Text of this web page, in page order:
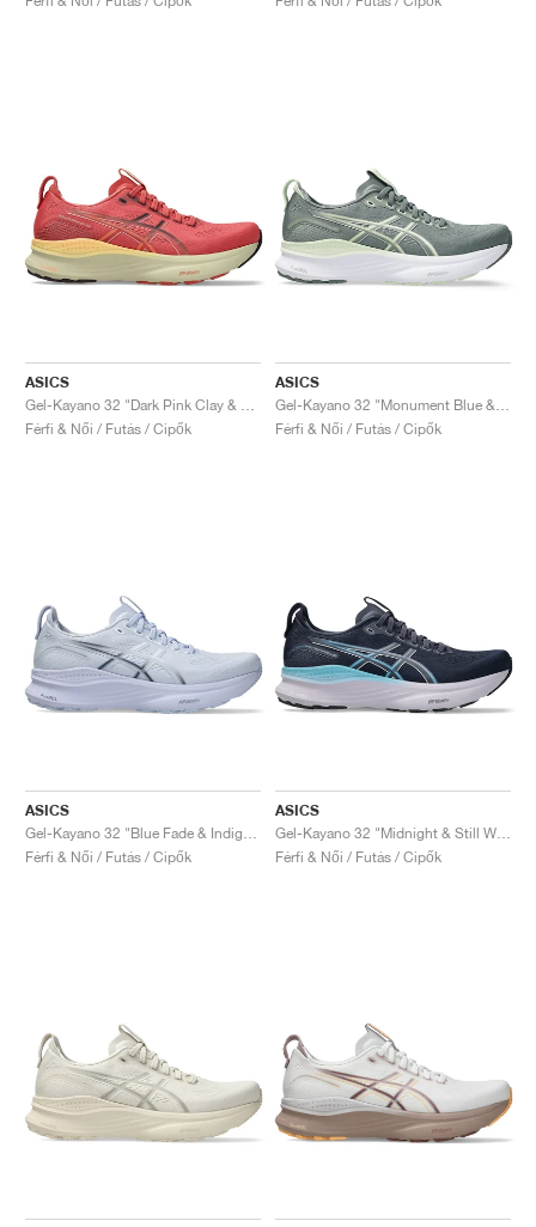
ASICS
Férfi & Női / Futás / Cipők
ASICS
Férfi & Női / Futás / Cipők
ASICS
Férfi & Női / Futás / Cipők
ASICS
Férfi & Női / Futás / Cipők